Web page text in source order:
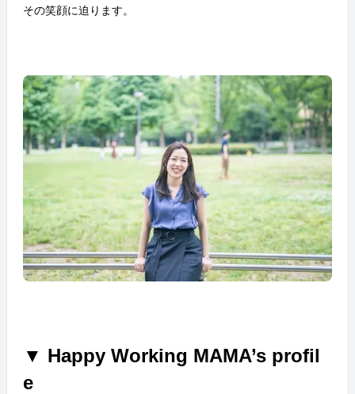
その笑顔に迫ります。
▼ Happy Working MAMA’s profil
e